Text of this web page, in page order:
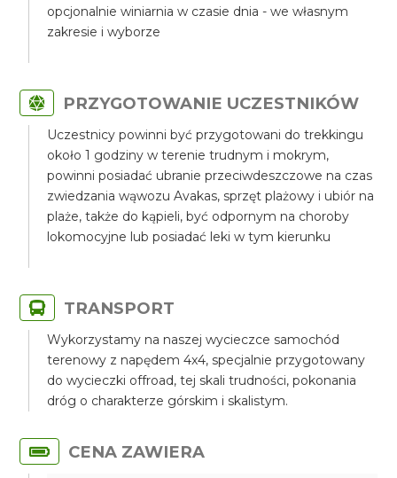
opcjonalnie winiarnia w czasie dnia - we własnym
zakresie i wyborze
PRZYGOTOWANIE UCZESTNIKÓW
Uczestnicy powinni być przygotowani do trekkingu
około 1 godziny w terenie trudnym i mokrym,
powinni posiadać ubranie przeciwdeszczowe na czas
zwiedzania wąwozu Avakas, sprzęt plażowy i ubiór na
plaże, także do kąpieli, być odpornym na choroby
lokomocyjne lub posiadać leki w tym kierunku
TRANSPORT
Wykorzystamy na naszej wycieczce samochód
terenowy z napędem 4x4, specjalnie przygotowany
do wycieczki offroad, tej skali trudności, pokonania
dróg o charakterze górskim i skalistym.
CENA ZAWIERA